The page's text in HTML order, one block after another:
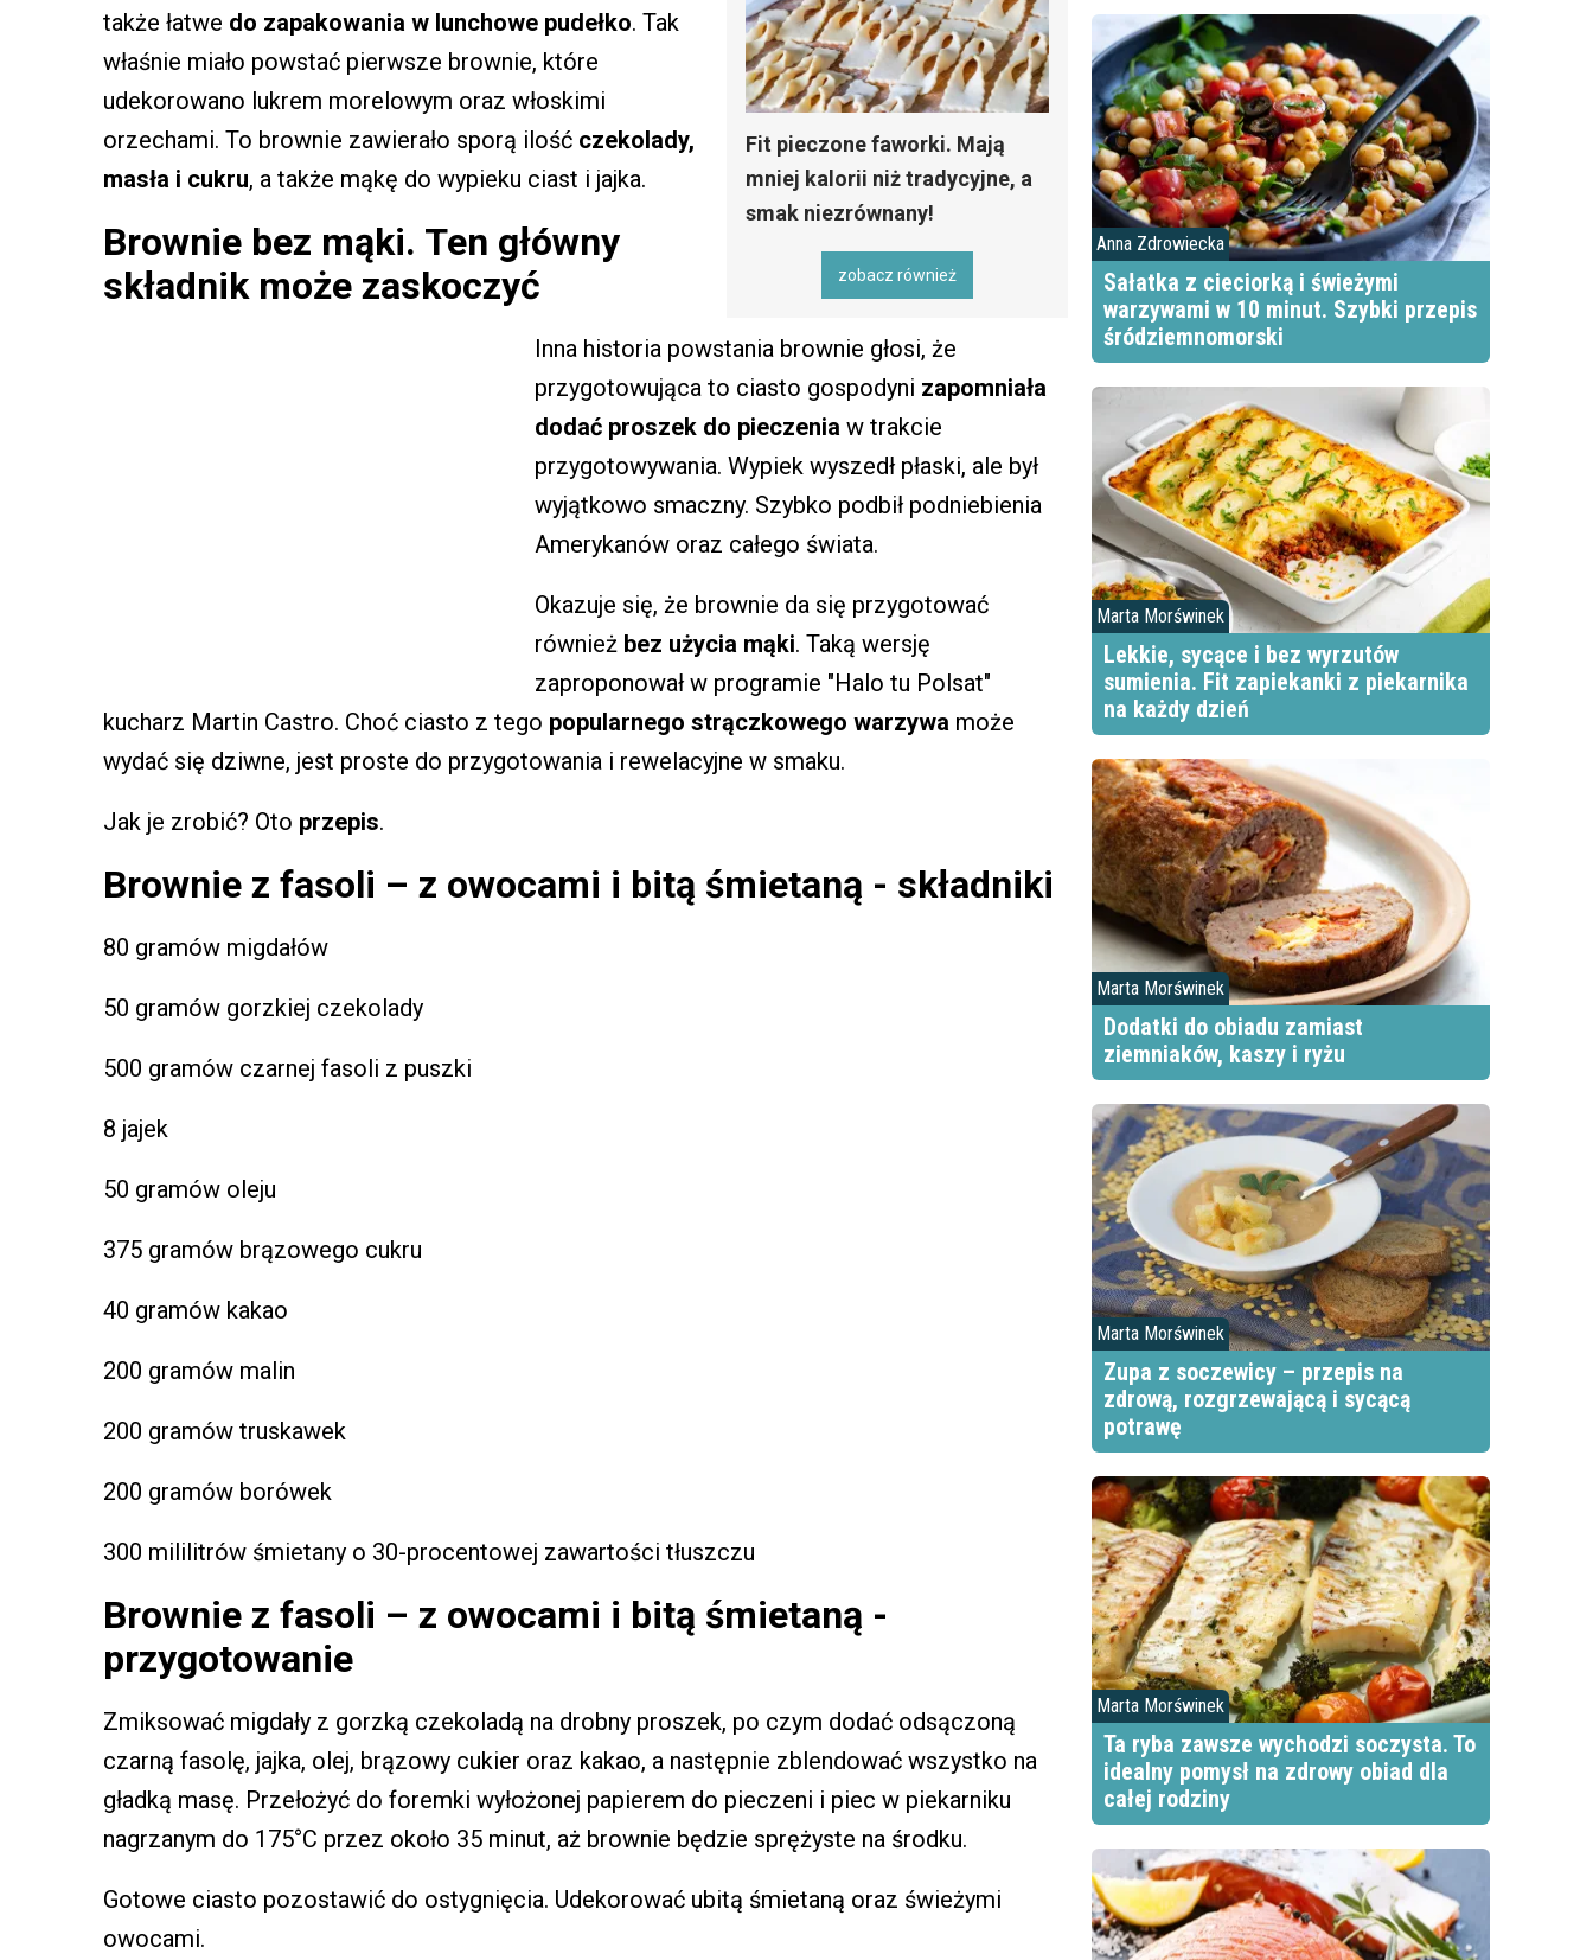
Fit pieczone faworki. Mają
mniej kalorii niż tradycyjne, a
smak niezrównany!
zobacz również
także łatwe do zapakowania w lunchowe pudełko. Tak
właśnie miało powstać pierwsze brownie, które
udekorowano lukrem morelowym oraz włoskimi
orzechami. To brownie zawierało sporą ilość czekolady,
masła i cukru, a także mąkę do wypieku ciast i jajka.
Brownie bez mąki. Ten główny
składnik może zaskoczyć
Inna historia powstania brownie głosi, że
przygotowująca to ciasto gospodyni zapomniała
dodać proszek do pieczenia w trakcie
przygotowywania. Wypiek wyszedł płaski, ale był
wyjątkowo smaczny. Szybko podbił podniebienia
Amerykanów oraz całego świata.
Okazuje się, że brownie da się przygotować
również bez użycia mąki. Taką wersję
zaproponował w programie "Halo tu Polsat"
kucharz Martin Castro. Choć ciasto z tego popularnego strączkowego warzywa może
wydać się dziwne, jest proste do przygotowania i rewelacyjne w smaku.
Jak je zrobić? Oto przepis.
Brownie z fasoli – z owocami i bitą śmietaną - składniki
80 gramów migdałów
50 gramów gorzkiej czekolady
500 gramów czarnej fasoli z puszki
8 jajek
50 gramów oleju
375 gramów brązowego cukru
40 gramów kakao
200 gramów malin
200 gramów truskawek
200 gramów borówek
300 mililitrów śmietany o 30-procentowej zawartości tłuszczu
Brownie z fasoli – z owocami i bitą śmietaną -
przygotowanie
Zmiksować migdały z gorzką czekoladą na drobny proszek, po czym dodać odsączoną
czarną fasolę, jajka, olej, brązowy cukier oraz kakao, a następnie zblendować wszystko na
gładką masę. Przełożyć do foremki wyłożonej papierem do pieczeni i piec w piekarniku
nagrzanym do 175°C przez około 35 minut, aż brownie będzie sprężyste na środku.
Gotowe ciasto pozostawić do ostygnięcia. Udekorować ubitą śmietaną oraz świeżymi
owocami.
Anna Zdrowiecka
Sałatka z cieciorką i świeżymi
warzywami w 10 minut. Szybki przepis
śródziemnomorski
Marta Morświnek
Lekkie, sycące i bez wyrzutów
sumienia. Fit zapiekanki z piekarnika
na każdy dzień
Marta Morświnek
Dodatki do obiadu zamiast
ziemniaków, kaszy i ryżu
Marta Morświnek
Zupa z soczewicy – przepis na
zdrową, rozgrzewającą i sycącą
potrawę
Marta Morświnek
Ta ryba zawsze wychodzi soczysta. To
idealny pomysł na zdrowy obiad dla
całej rodziny